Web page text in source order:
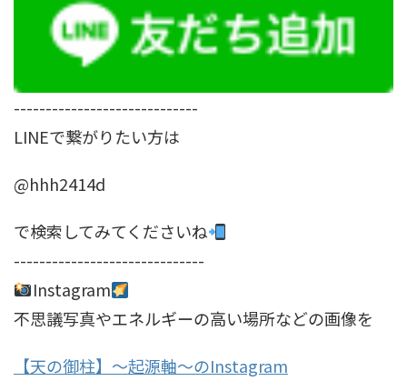
-----------------------------
LINEで繋がりたい方は
@hhh2414d
で検索してみてくださいね
------------------------------
Instagram
不思議写真やエネルギーの高い場所などの画像を
【天の御柱】～起源軸～のInstagram